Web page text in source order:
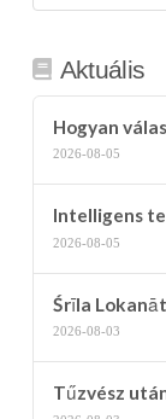
kategória
Aktuális
Hogyan
2026-08-05
Intelligens
2026-08-05
Śrīla
2026-08-03
Tűzvész